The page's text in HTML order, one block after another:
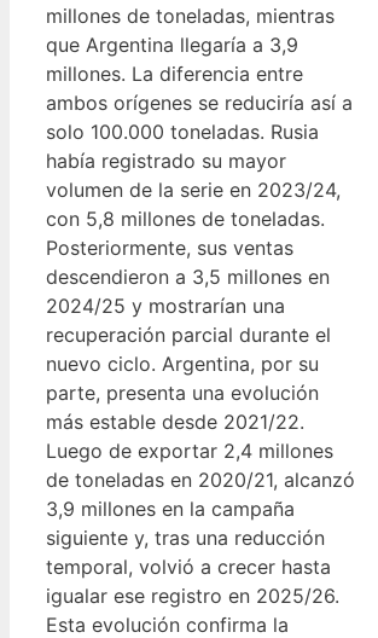
millones de toneladas, mientras
que Argentina llegaría a 3,9
millones. La diferencia entre
ambos orígenes se reduciría así a
solo 100.000 toneladas. Rusia
había registrado su mayor
volumen de la serie en 2023/24,
con 5,8 millones de toneladas.
Posteriormente, sus ventas
descendieron a 3,5 millones en
2024/25 y mostrarían una
recuperación parcial durante el
nuevo ciclo. Argentina, por su
parte, presenta una evolución
más estable desde 2021/22.
Luego de exportar 2,4 millones
de toneladas en 2020/21, alcanzó
3,9 millones en la campaña
siguiente y, tras una reducción
temporal, volvió a crecer hasta
igualar ese registro en 2025/26.
Esta evolución confirma la